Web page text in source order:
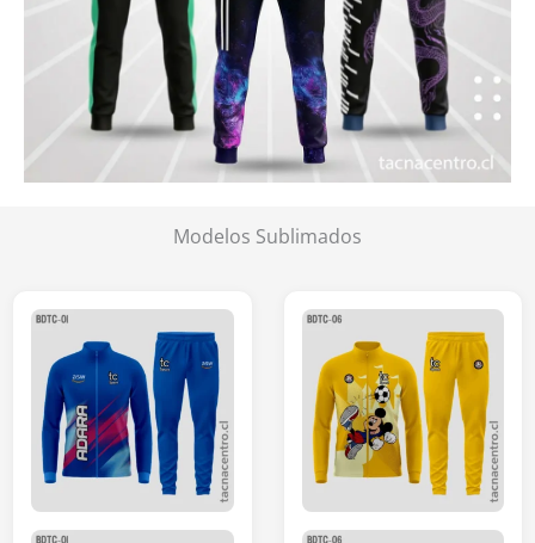
Modelos Sublimados